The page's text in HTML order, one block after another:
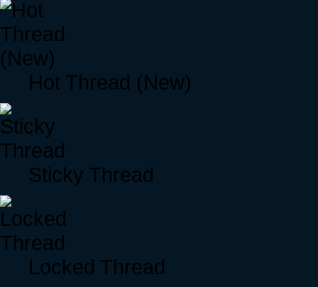
Hot Thread (New)
Sticky Thread
Locked Thread